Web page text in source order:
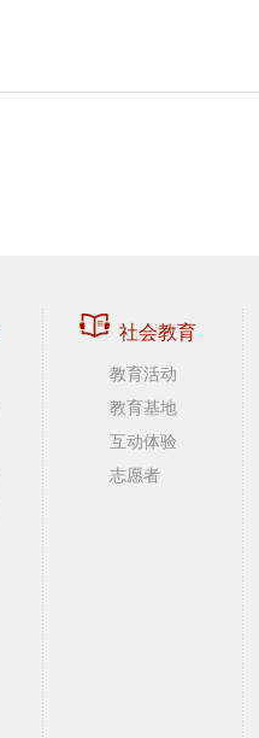
社会教育
教育活动
教育基地
互动体验
志愿者